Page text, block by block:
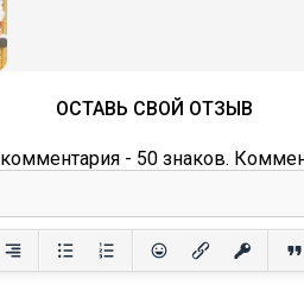
ОСТАВЬ СВОЙ ОТЗЫВ
- 50 знаков.